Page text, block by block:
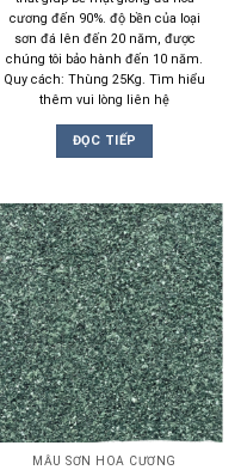
cương đến 90%. độ bền của loại
sơn đá lên đến 20 năm, được
chúng tôi bảo hành đến 10 năm.
Quy cách: Thùng 25Kg. Tìm hiểu
thêm vui lòng liên hệ
ĐỌC TIẾP
MẪU SƠN HOA CƯƠNG